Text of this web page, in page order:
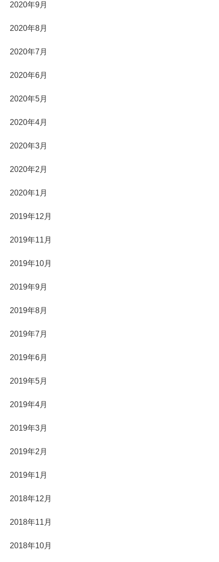
2020年9月
2020年8月
2020年7月
2020年6月
2020年5月
2020年4月
2020年3月
2020年2月
2020年1月
2019年12月
2019年11月
2019年10月
2019年9月
2019年8月
2019年7月
2019年6月
2019年5月
2019年4月
2019年3月
2019年2月
2019年1月
2018年12月
2018年11月
2018年10月